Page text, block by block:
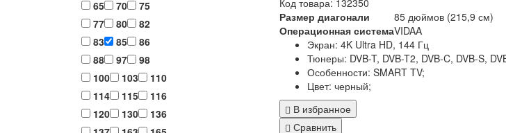
65
70
75
77
80
82
83
85
86
88
97
98
100
103
110
114
115
116
120
130
136
Размер диагонали
85 дюймов (215,9 см)
Операционная системаVIDAA
Экран: 4K Ultra HD, 144 Гц
Тюнеры: DVB-T, DVB-T2, DVB-C, DVB-S,
Особенности: SMART TV;
Цвет: черный;
В избранное
Сравнить